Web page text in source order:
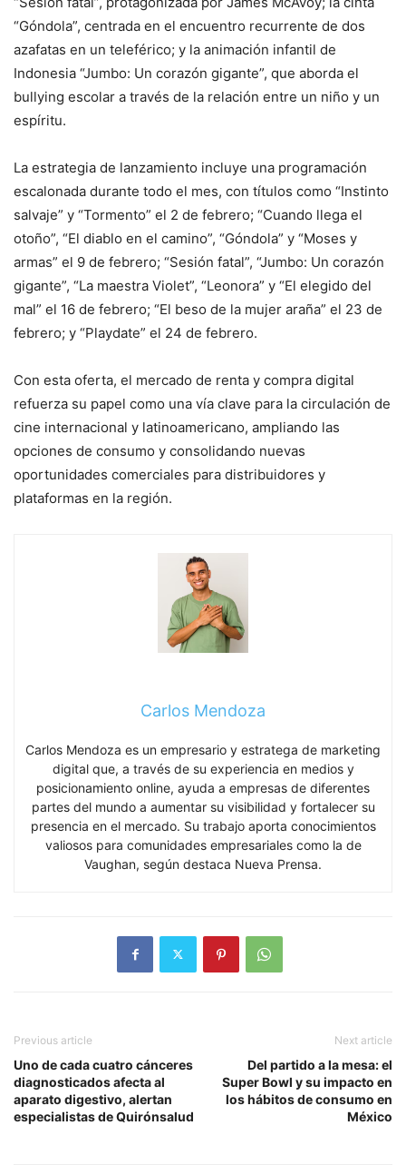
“Góndola”, centrada en el encuentro recurrente de dos
azafatas en un teleférico; y la animación infantil de
Indonesia “Jumbo: Un corazón gigante”, que aborda el
bullying escolar a través de la relación entre un niño y un
espíritu.
La estrategia de lanzamiento incluye una programación
escalonada durante todo el mes, con títulos como “Instinto
salvaje” y “Tormento” el 2 de febrero; “Cuando llega el
otoño”, “El diablo en el camino”, “Góndola” y “Moses y
armas” el 9 de febrero; “Sesión fatal”, “Jumbo: Un corazón
gigante”, “La maestra Violet”, “Leonora” y “El elegido del
mal” el 16 de febrero; “El beso de la mujer araña” el 23 de
febrero; y “Playdate” el 24 de febrero.
Con esta oferta, el mercado de renta y compra digital
refuerza su papel como una vía clave para la circulación de
cine internacional y latinoamericano, ampliando las
opciones de consumo y consolidando nuevas
oportunidades comerciales para distribuidores y
plataformas en la región.
Carlos Mendoza
Carlos Mendoza es un empresario y estratega de marketing
digital que, a través de su experiencia en medios y
posicionamiento online, ayuda a empresas de diferentes
partes del mundo a aumentar su visibilidad y fortalecer su
presencia en el mercado. Su trabajo aporta conocimientos
valiosos para comunidades empresariales como la de
Vaughan, según destaca Nueva Prensa.
Previous article
Uno de cada cuatro cánceres
diagnosticados afecta al
aparato digestivo, alertan
especialistas de Quirónsalud
Next article
Del partido a la mesa: el
Super Bowl y su impacto en
los hábitos de consumo en
México